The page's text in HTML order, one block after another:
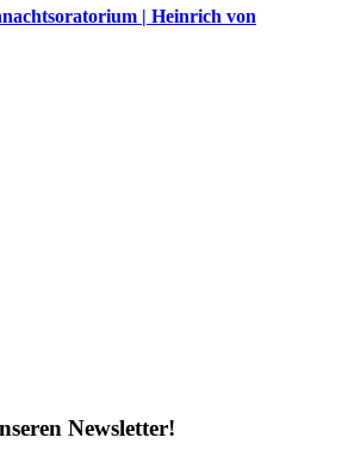
| Heinrich von
Newsletter!